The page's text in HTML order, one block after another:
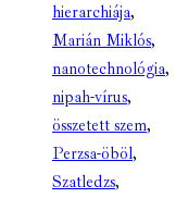
hierarchiája,
Marián Miklós,
nanotechnológia,
nipah-vírus,
összetett szem,
Perzsa-öböl,
Szatledzs,